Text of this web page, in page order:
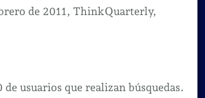
de 2011, ThinkQuarterly,
usuarios que realizan búsquedas.